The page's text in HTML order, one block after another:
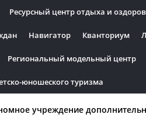
Ресурсный центр отдыха и
Навигатор Кванториум
Региональный модельный центр
юношеского туризма
учреждение